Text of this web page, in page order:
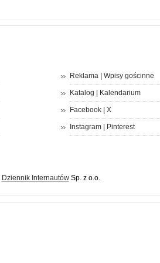
Reklama| Wpisy gościnne
Katalog Kalendarium
Facebook| X
Instagram| Pinterest
Dziennik InternautówSp. z o.o.